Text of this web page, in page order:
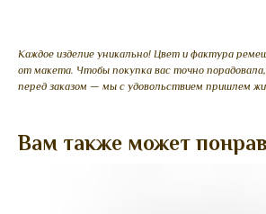
Каждое изделие уникально! Цвет и фактура
от макета. Чтобы покупка вас точно
перед заказом — мы с удовольствием пришлем
Вам также может